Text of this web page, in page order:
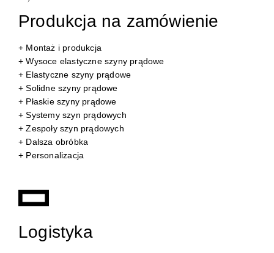
Produkcja na zamówienie
+ Montaż i produkcja
+ Wysoce elastyczne szyny prądowe
+ Elastyczne szyny prądowe
+ Solidne szyny prądowe
+ Płaskie szyny prądowe
+ Systemy szyn prądowych
+ Zespoły szyn prądowych
+ Dalsza obróbka
+ Personalizacja
Logistyka